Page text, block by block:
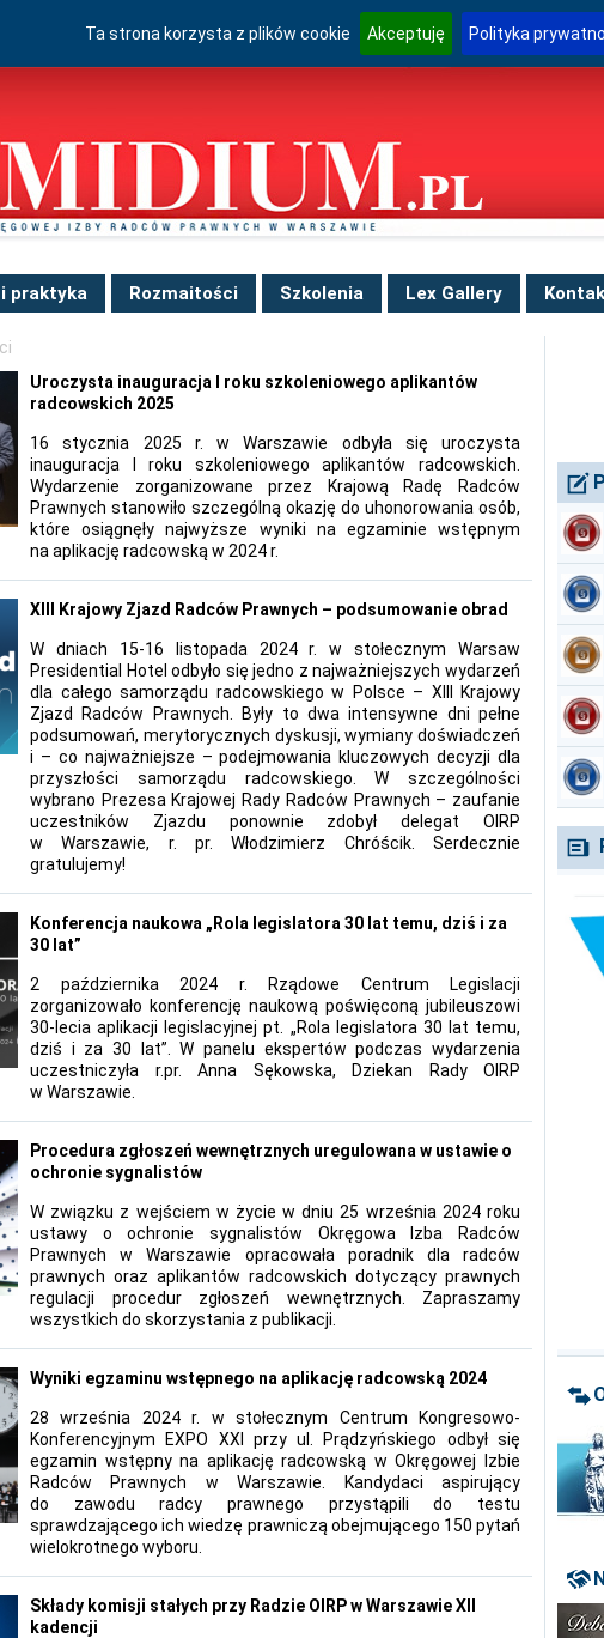
Ta strona korzysta z plików cookie Akceptuję Polityka
praktyka Rozmaitości Szkolenia Lex Gallery
Uroczysta inauguracja I roku szkoleniowego aplikantów
radcowskich 2025
16 stycznia 2025 r. w Warszawie odbyła się uroczysta
inauguracja I roku szkoleniowego aplikantów radcowskich.
Wydarzenie zorganizowane przez Krajową Radę Radców
Prawnych stanowiło szczególną okazję do uhonorowania osób,
które osiągnęły najwyższe wyniki na egzaminie wstępnym
na aplikację radcowską w 2024 r.
XIII Krajowy Zjazd Radców Prawnych – podsumowanie obrad
W dniach 15-16 listopada 2024 r. w stołecznym Warsaw
Presidential Hotel odbyło się jedno z najważniejszych wydarzeń
dla całego samorządu radcowskiego w Polsce – XIII Krajowy
Zjazd Radców Prawnych. Były to dwa intensywne dni pełne
podsumowań, merytorycznych dyskusji, wymiany doświadczeń
i – co najważniejsze – podejmowania kluczowych decyzji dla
przyszłości samorządu radcowskiego. W szczególności
wybrano Prezesa Krajowej Rady Radców Prawnych – zaufanie
uczestników Zjazdu ponownie zdobył delegat OIRP
w Warszawie, r. pr. Włodzimierz Chróścik. Serdecznie
gratulujemy!
Konferencja naukowa „Rola legislatora 30 lat temu, dziś i za
30 lat”
2 października 2024 r. Rządowe Centrum Legislacji
zorganizowało konferencję naukową poświęconą jubileuszowi
30-lecia aplikacji legislacyjnej pt. „Rola legislatora 30 lat temu,
dziś i za 30 lat”. W panelu ekspertów podczas wydarzenia
uczestniczyła r.pr. Anna Sękowska, Dziekan Rady OIRP
w Warszawie.
Procedura zgłoszeń wewnętrznych uregulowana w ustawie o
ochronie sygnalistów
W związku z wejściem w życie w dniu 25 września 2024 roku
ustawy o ochronie sygnalistów Okręgowa Izba Radców
Prawnych w Warszawie opracowała poradnik dla radców
prawnych oraz aplikantów radcowskich dotyczący prawnych
regulacji procedur zgłoszeń wewnętrznych. Zapraszamy
wszystkich do skorzystania z publikacji.
Wyniki egzaminu wstępnego na aplikację radcowską 2024
28 września 2024 r. w stołecznym Centrum Kongresowo-
Konferencyjnym EXPO XXI przy ul. Prądzyńskiego odbył się
egzamin wstępny na aplikację radcowską w Okręgowej Izbie
Radców Prawnych w Warszawie. Kandydaci aspirujący
do zawodu radcy prawnego przystąpili do testu
sprawdzającego ich wiedzę prawniczą obejmującego 150 pytań
wielokrotnego wyboru.
Składy komisji stałych przy Radzie OIRP w Warszawie XII
kadencji